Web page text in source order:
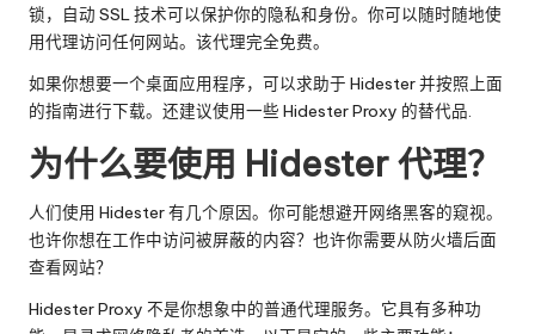
锁，自动 SSL 技术可以保护你的隐私和身份。你可以随时随地使
用代理访问任何网站。该代理完全免费。
如果你想要一个桌面应用程序，可以求助于 Hidester 并按照上面
的指南进行下载。还建议使用一些 Hidester Proxy 的替代品.
为什么要使用 Hidester 代理？
人们使用 Hidester 有几个原因。你可能想避开网络黑客的窥视。
也许你想在工作中访问被屏蔽的内容？也许你需要从防火墙后面
查看网站？
Hidester Proxy 不是你想象中的普通代理服务。它具有多种功